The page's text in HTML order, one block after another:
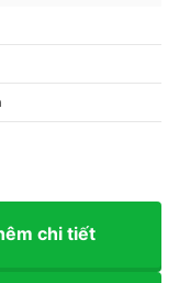
chi tiết